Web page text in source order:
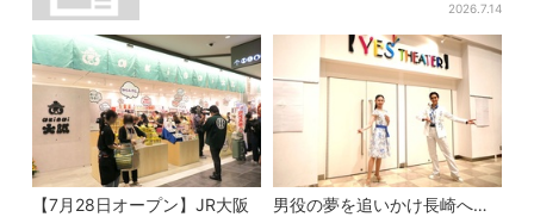
2026.7.14
【7月28日オープン】JR大阪
男役の夢を追いかけ長崎へ…